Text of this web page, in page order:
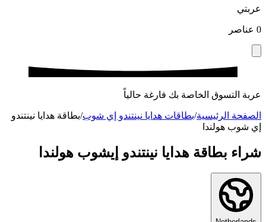
عربتي
0 عناصر
عربة التسوق الخاصة بك فارغة حالياً
الصفحة الرئيسية/بطاقات هدايا نينتندو إي شوب/بطاقة هدايا نينتندو
إي شوب هولندا
شراء بطاقة هدايا نينتندو إيشوب هولندا